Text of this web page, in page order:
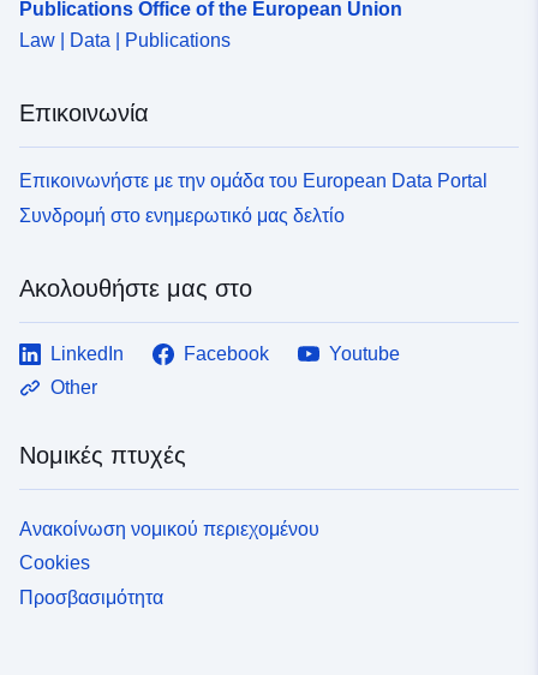
Publications Office of the European Union
Law | Data | Publications
Επικοινωνία
Επικοινωνήστε με την ομάδα του European Data Portal
Συνδρομή στο ενημερωτικό μας δελτίο
Ακολουθήστε μας στο
LinkedIn Facebook
Youtube
Other
Νομικές πτυχές
Ανακοίνωση νομικού περιεχομένου
Cookies
Προσβασιμότητα